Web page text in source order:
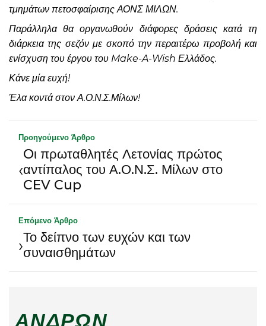
τμημάτων πετοσφαίρισης ΑΟΝΣ ΜΙΛΩΝ.
Παράλληλα θα οργανωθούν διάφορες δράσεις κατά τη
διάρκεια της σεζόν με σκοπό την περαιτέρω προβολή και
ενίσχυση του έργου του Make-A-Wish Ελλάδος.
Κάνε μία ευχή!
Έλα κοντά στον Α.Ο.Ν.Σ.Μίλων!
Προηγούμενο Άρθρο
‹
Oι πρωταθλητές Λετονίας πρώτος
αντίπαλος του Α.Ο.Ν.Σ. Μίλων στο
CEV Cup
Επόμενο Άρθρο
›Το δείπνο των ευχών και των
συναισθημάτων
ΑΝΔΡΏΝ